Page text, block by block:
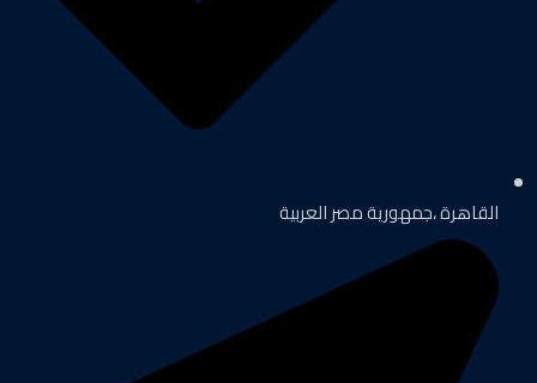
القاهرة ،جمهورية مصر العربية